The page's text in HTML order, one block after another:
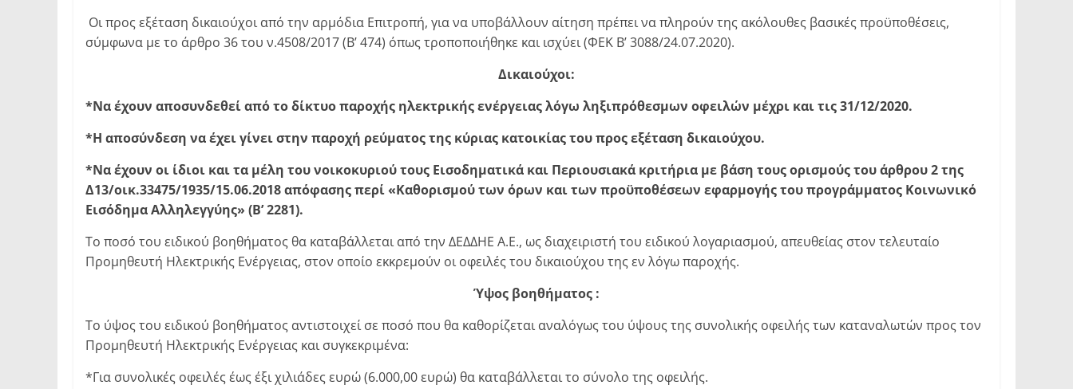
Οι προς εξέταση δικαιούχοι από την αρμόδια Επιτροπή, για να υποβάλλουν αίτηση πρέπει να πληρούν της ακόλουθες βασικές προϋποθέσεις,
σύμφωνα με το άρθρο 36 του ν.4508/2017 (Β’ 474) όπως τροποποιήθηκε και ισχύει (ΦΕΚ Β’ 3088/24.07.2020).
Δικαιούχοι:
*Να έχουν αποσυνδεθεί από το δίκτυο παροχής ηλεκτρικής ενέργειας λόγω ληξιπρόθεσμων οφειλών μέχρι και τις 31/12/2020.
*Η αποσύνδεση να έχει γίνει στην παροχή ρεύματος της κύριας κατοικίας του προς εξέταση δικαιούχου.
*Να έχουν οι ίδιοι και τα μέλη του νοικοκυριού τους Εισοδηματικά και Περιουσιακά κριτήρια με βάση τους ορισμούς του άρθρου 2 της
Δ13/οικ.33475/1935/15.06.2018 απόφασης περί «Καθορισμού των όρων και των προϋποθέσεων εφαρμογής του προγράμματος Κοινωνικό
Εισόδημα Αλληλεγγύης» (Β’ 2281).
Το ποσό του ειδικού βοηθήματος θα καταβάλλεται από την ΔΕΔΔΗΕ Α.Ε., ως διαχειριστή του ειδικού λογαριασμού, απευθείας στον τελευταίο
Προμηθευτή Ηλεκτρικής Ενέργειας, στον οποίο εκκρεμούν οι οφειλές του δικαιούχου της εν λόγω παροχής.
Ύψος βοηθήματος :
Το ύψος του ειδικού βοηθήματος αντιστοιχεί σε ποσό που θα καθορίζεται αναλόγως του ύψους της συνολικής οφειλής των καταναλωτών προς τον
Προμηθευτή Ηλεκτρικής Ενέργειας και συγκεκριμένα:
*Για συνολικές οφειλές έως έξι χιλιάδες ευρώ (6.000,00 ευρώ) θα καταβάλλεται το σύνολο της οφειλής.